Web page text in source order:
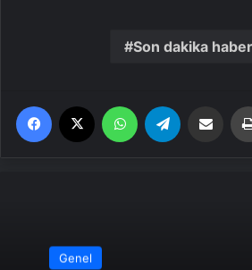
Son dakika
Facebook WhatsApp Email'den
Genel